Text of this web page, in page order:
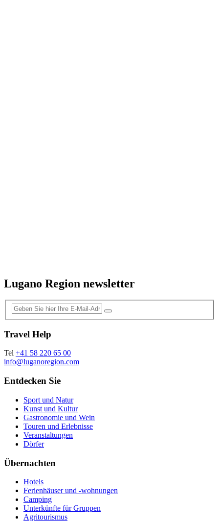
Lugano Region newsletter
Travel Help
Tel +41 58 220 65 00
info@luganoregion.com
Entdecken Sie
Sport und Natur
Kunst und Kultur
Gastronomie und Wein
Touren und Erlebnisse
Veranstaltungen
Dörfer
Übernachten
Hotels
Ferienhäuser und -wohnungen
Camping
Unterkünfte für Gruppen
Agritourismus